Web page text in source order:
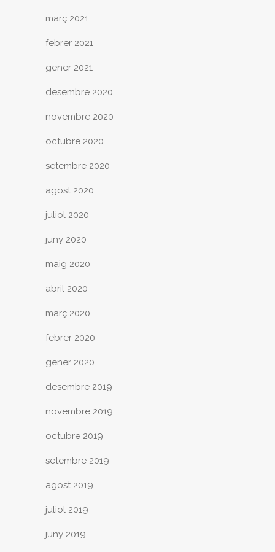
març 2021
febrer 2021
gener 2021
desembre 2020
novembre 2020
octubre 2020
setembre 2020
agost 2020
juliol 2020
juny 2020
maig 2020
abril 2020
març 2020
febrer 2020
gener 2020
desembre 2019
novembre 2019
octubre 2019
setembre 2019
agost 2019
juliol 2019
juny 2019